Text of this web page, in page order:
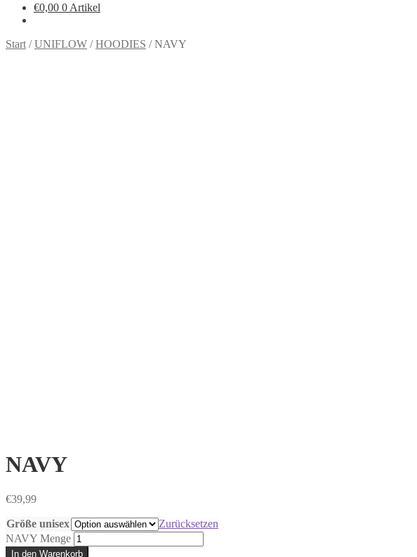
€0,00 0 Artikel
Start /UNIFLOW /HOODIES /NAVY
NAVY
€39,99
Größe unisex
Zurücksetzen
NAVY Menge
In den Warenkorb